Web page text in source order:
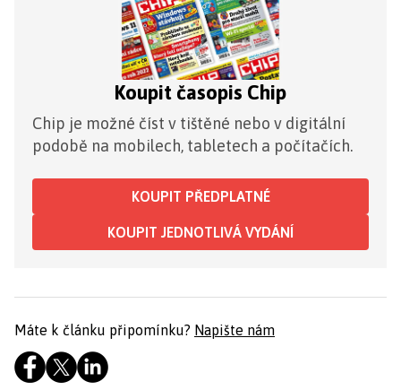
Koupit časopis Chip
Chip je možné číst v tištěné nebo v digitální
podobě na mobilech, tabletech a počítačích.
KOUPIT PŘEDPLATNÉ
KOUPIT JEDNOTLIVÁ VYDÁNÍ
Máte k článku připomínku? Napište nám